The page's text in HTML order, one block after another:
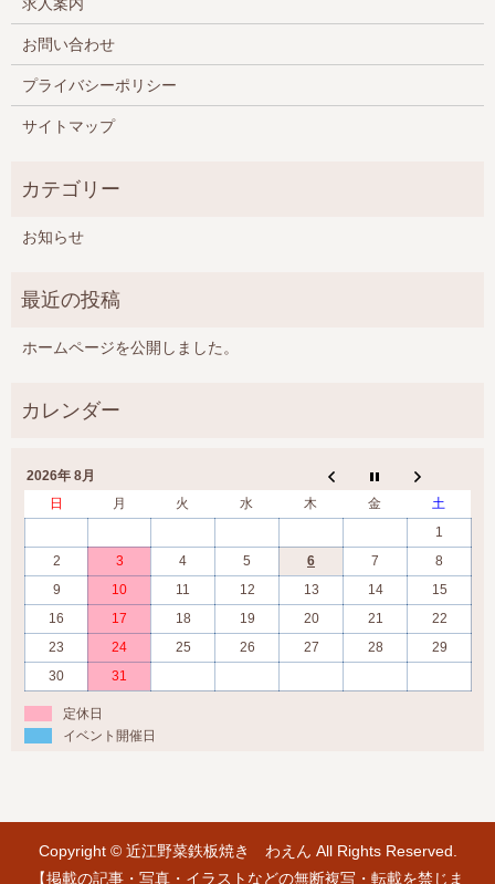
お問い合わせ
プライバシーポリシー
サイトマップ
お知らせ
ホームページを公開しました。
2026年 8月
日
月 火 水 木 金
土
1
2
3 4 5 6 7
8
9
10 11 12 13 14
15
16
17 18 19 20 21
22
23
24 25 26 27 28
29
30
31
定休日
イベント開催日
Copyright © 近江野菜鉄板焼き わえん All Rights Reserved.
【掲載の記事・写真・イラストなどの無断複写・転載を禁じま